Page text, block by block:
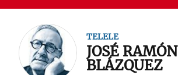
TELELE
JOSÉ RAMÓN
BLÁZQUEZ